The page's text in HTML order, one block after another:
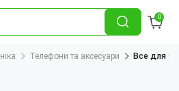
0
Телефони та аксесуари Все для